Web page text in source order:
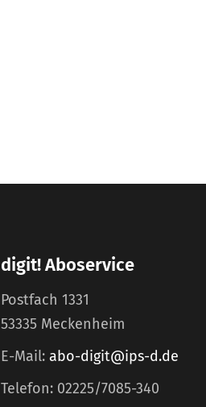
digit! Aboservice
Postfach 1331
53335 Meckenheim
E-Mail: abo-digit@ips-d.de
Telefon: 02225/7085-340